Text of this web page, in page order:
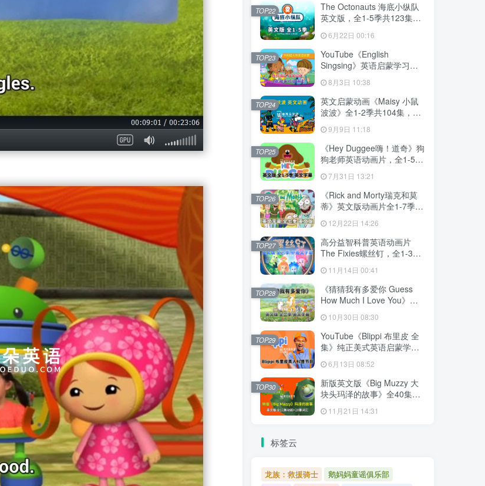
The Octonauts 海底小纵队
英文版，全1-5季共123集，
幕，带配套音频MP3，百度
网盘下载！
6月22日 00:16
TOP22
YouTube《English
Singsing》英语启蒙学习自
话，故事等，全套共1364
集，1080P高清视频带英文
字幕，百度网盘下载！
8月3日 10:38
TOP23
英文启蒙动画《Maisy 小鼠
波波》全1-2季共104集，标
盘下载！
9月9日 11:18
TOP24
《Hey Duggee嗨！道奇》狗
狗老师英语动画片，全1-5季
英文字幕，百度网盘下载！
7月31日 13:21
TOP25
《Rick and Morty瑞克和莫
蒂》英文版动画片全1-7季共
文字幕，百度网盘下载！
12月22日 14:26
TOP26
高分益智科普英语动画片
The Fixies螺丝钉，全1-3季
视频带中英文字幕，百度网
盘下载！
11月14日 00:41
TOP27
《猜猜我有多爱你 Guess
How Much I Love You》英
语动画片，全3季共78集，
1080P高清视频带英文字
幕，百度网盘下载！
10月30日 08:30
TOP28
YouTube《Blippi 布里皮 全
集》纯正美式英语启蒙学习
英语视频，全1008集，
1080P高清视频带英文字
幕，百度网盘下载！
6月13日 08:52
TOP29
新版英文版《Big Muzzy 大
块头玛泽的故事》全40集，
1080P高清视频带英文字
幕，视频+音频+游戏+PDF教
11月21日 14:31
TOP30
标签云
龙族：救援骑士
鹅妈妈童谣俱乐部